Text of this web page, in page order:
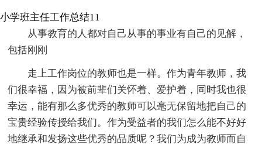
小学班主任工作总结11
从事教育的人都对自己从事的事业有自己的见解，
包括刚刚
走上工作岗位的教师也是一样。作为青年教师，我
们很幸福，因为被前辈们关怀着、爱护着，同时我也很
幸运，能有那么多优秀的教师可以毫无保留地把自己的
宝贵经验传授给我们。作为受益者的我们怎么能不好好
地继承和发扬这些优秀的品质呢？我们为成为教师而自